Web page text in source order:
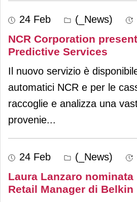
24 Feb (_News)
NCR Corporation
Predictive Services
Il nuovo servizio è
automatici NCR e per le
raccoglie e analizza una
provenie...
24 Feb (_News)
Laura Lanzaro
Retail Manager di Belkin